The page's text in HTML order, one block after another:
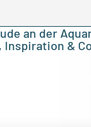
an der
Inspiration &